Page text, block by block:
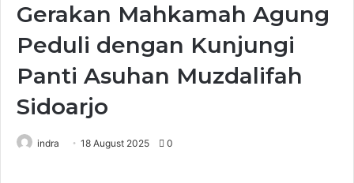
Gerakan Mahkamah Agung
Peduli dengan Kunjungi
Panti Asuhan Muzdalifah
Sidoarjo
indra 18 August 2025 0